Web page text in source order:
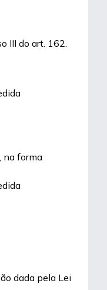
III do art. 162.
na forma
dada pela Lei